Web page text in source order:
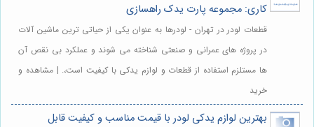
کاری: مجموعه پارت یدک راهسازی
قطعات لودر در تهران - لودرها به عنوان یکی از حیاتی ترین ماشین آلات
در پروژه های عمرانی و صنعتی شناخته می شوند و عملکرد بی نقص آن
ها مستلزم استفاده از قطعات و لوازم یدکی با کیفیت است،. | مشاهده و
خرید
بهترین لوازم یدکی لودر با قیمت مناسب و کیفیت قابل